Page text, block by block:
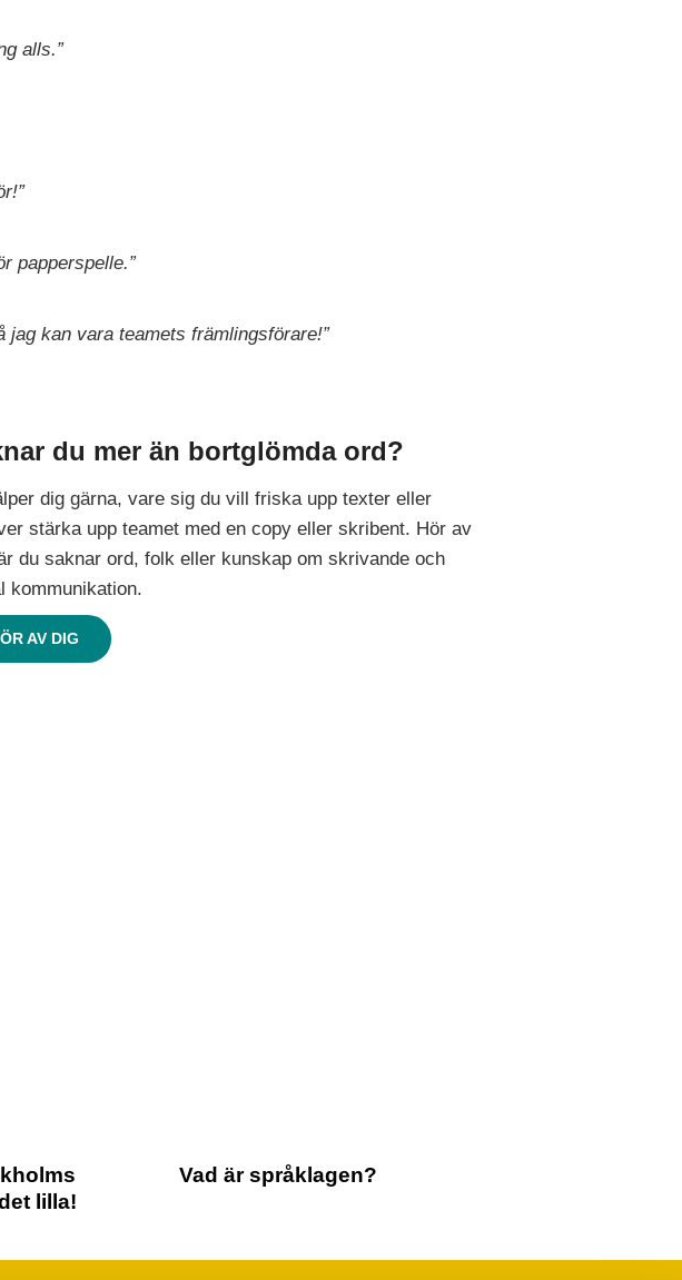
alls.”
papperspelle.”
jag kan vara teamets främlingsförare!”
du mer än bortglömda ord?
dig gärna, vare sig du vill friska upp texter eller
stärka upp teamet med en copy eller skribent. Hör av
du saknar ord, folk eller kunskap om skrivande och
kommunikation.
AV DIG
lilla!
Vad är språklagen?